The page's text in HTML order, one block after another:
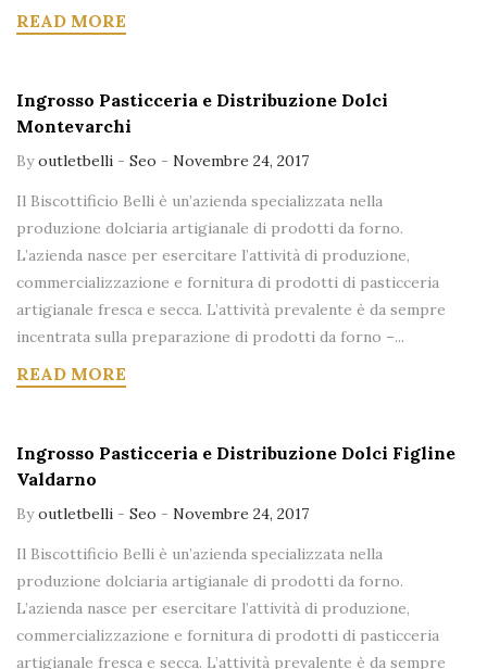
READ MORE
Ingrosso Pasticceria e Distribuzione Dolci
Montevarchi
Byoutletbelli - Seo - Novembre 24, 2017
Il Biscottificio Belli è un’azienda specializzata nella
produzione dolciaria artigianale di prodotti da forno.
L’azienda nasce per esercitare l’attività di produzione,
commercializzazione e fornitura di prodotti di pasticceria
artigianale fresca e secca. L’attività prevalente è da sempre
incentrata sulla preparazione di prodotti da forno –...
READ MORE
Ingrosso Pasticceria e Distribuzione Dolci Figline
Valdarno
Byoutletbelli - Seo - Novembre 24, 2017
Il Biscottificio Belli è un’azienda specializzata nella
produzione dolciaria artigianale di prodotti da forno.
L’azienda nasce per esercitare l’attività di produzione,
commercializzazione e fornitura di prodotti di pasticceria
artigianale fresca e secca. L’attività prevalente è da sempre